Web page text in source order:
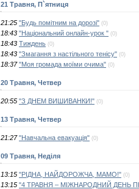
21 Травня, П`ятниця
21:25 "Будь помітним на дорозі" (0)
18:43 "Національний онлайн-урок " (0)
18:43 Тиждень (0)
18:43 "Змагання з настільного тенісу" (0)
18:37 "Моя громада моїми очима" (0)
20 Травня, Четвер
20:55 "З ДНЕМ ВИШИВАНКИ!" (0)
13 Травня, Четвер
21:27 "Навчальна евакуація" (0)
09 Травня, Неділя
13:15 "РІДНА, НАЙДОРОЖЧА, МАМО!" (0)
13:15 "4 ТРАВНЯ – МІЖНАРОДНИЙ ДЕНЬ